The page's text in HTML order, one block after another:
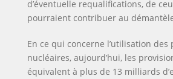
d’éventuelle requalifications, de
pourraient contribuer au
En ce qui concerne l’utilisation des
nucléaires, aujourd’hui, les
équivalent à plus de 13 milliards